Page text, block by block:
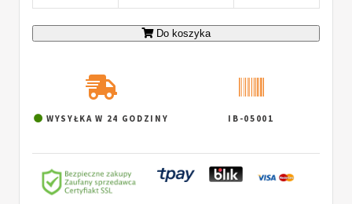
Do koszyka
WYSYŁKA W 24 GODZINY IB-05001